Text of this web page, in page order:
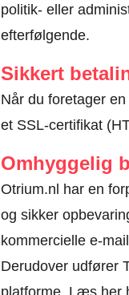
politik- eller
efterfølgende.
Sikkert
Når du foretager
et SSL-certifikat
Omhyggelig
Otrium.nl har en
og sikker
kommercielle e-
Derudover udfører
platforme. Læs her